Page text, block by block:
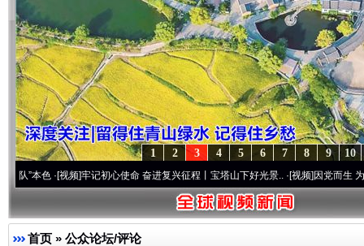
10
9
8
7
6
5
4
3
2
1
视频]牢记初心使命 奋进复兴征程丨宝塔山下好光景..·[视频]因党而生 为党而战——
首页 » 公众论坛/评论